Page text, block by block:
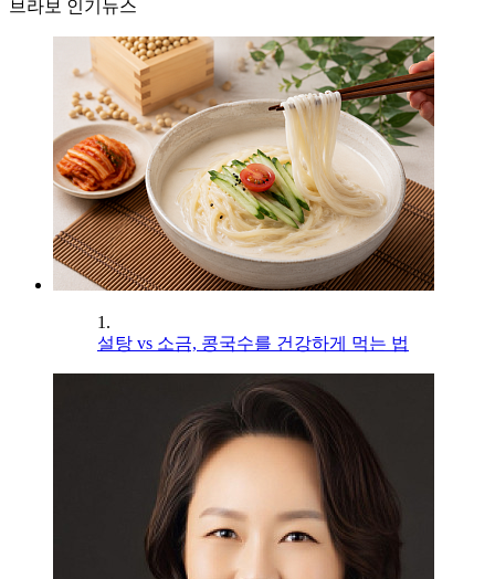
브라보 인기뉴스
1.
설탕 vs 소금, 콩국수를 건강하게 먹는 법